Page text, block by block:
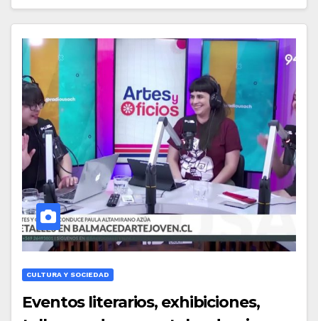
CULTURA Y SOCIEDAD
Eventos literarios, exhibiciones,